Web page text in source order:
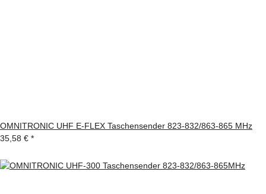
OMNITRONIC UHF E-FLEX Taschensender 823-832/863-865 MHz
35,58 € *